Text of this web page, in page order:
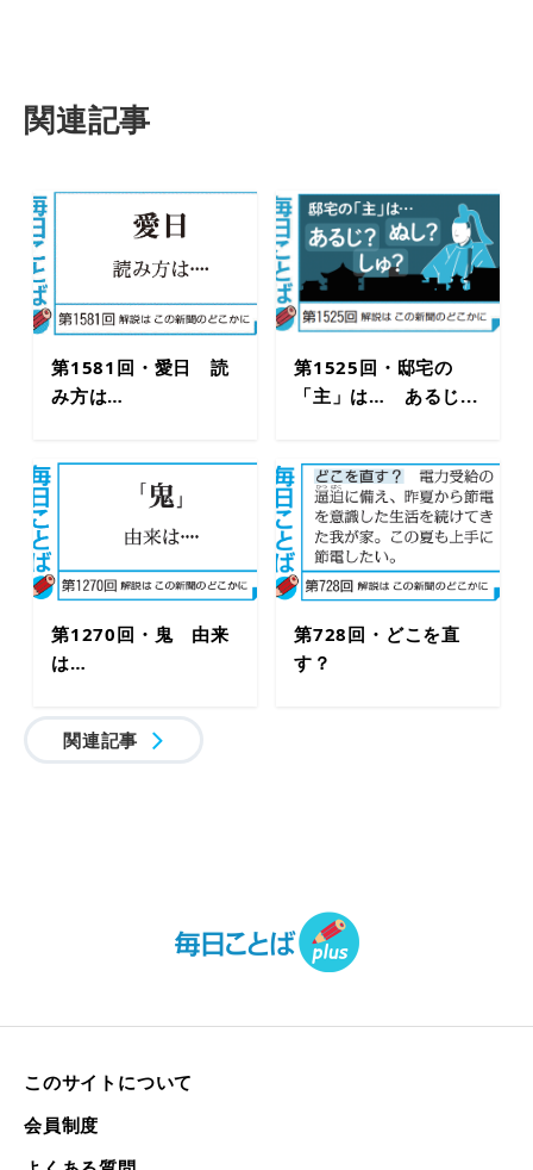
関連記事
第1581回・愛日 読
み方は…
第1525回・邸宅の
「主」は… あるじ...
第1270回・鬼 由来
は…
第728回・どこを直
す？
関連記事
このサイトについて
会員制度